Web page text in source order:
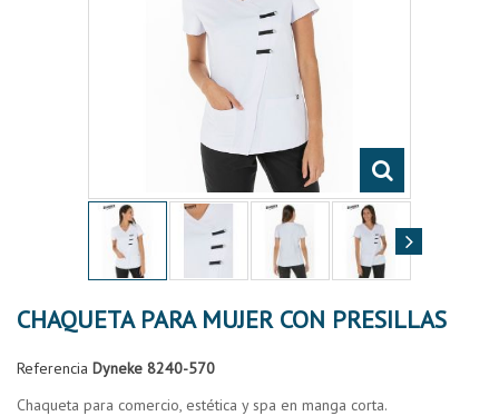
CHAQUETA PARA MUJER CON PRESILLAS
Referencia Dyneke 8240-570
Chaqueta para comercio, estética y spa en manga corta.